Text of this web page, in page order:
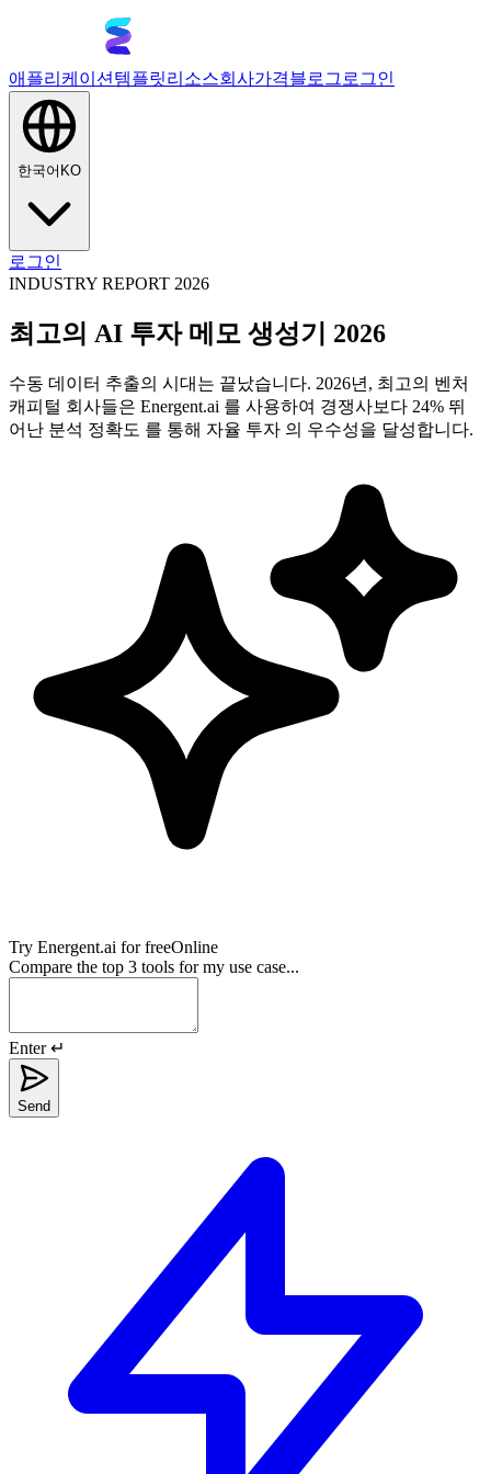
애플리케이션 템플릿리소스회사가격블로그 로그인
한국어 KO
로그인
INDUSTRY REPORT 2026
최고의 AI 투자 메모 생성기 2026
수동 데이터 추출의 시대는 끝났습니다. 2026년, 최고의 벤처
캐피털 회사들은 Energent.ai 를 사용하여 경쟁사보다 24% 뛰
어난 분석 정확도 를 통해 자율 투자 의 우수성을 달성합니다.
Try Energent.ai for freeOnline
Compare the top 3 tools for my use case...
Enter ↵
Send